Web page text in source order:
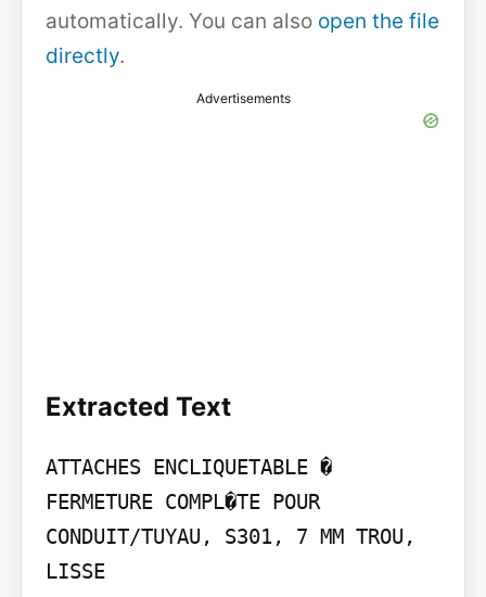
automatically. You can also open the file
directly.
Advertisements
Extracted Text
ATTACHES ENCLIQUETABLE �
FERMETURE COMPL�TE POUR
CONDUIT/TUYAU, S301, 7 MM TROU,
LISSE